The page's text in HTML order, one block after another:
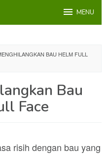
MENU
BAU HELM FULL
Bau
Face
risih dengan bau yang